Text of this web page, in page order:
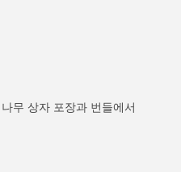
무 상자 포장과 번들에서